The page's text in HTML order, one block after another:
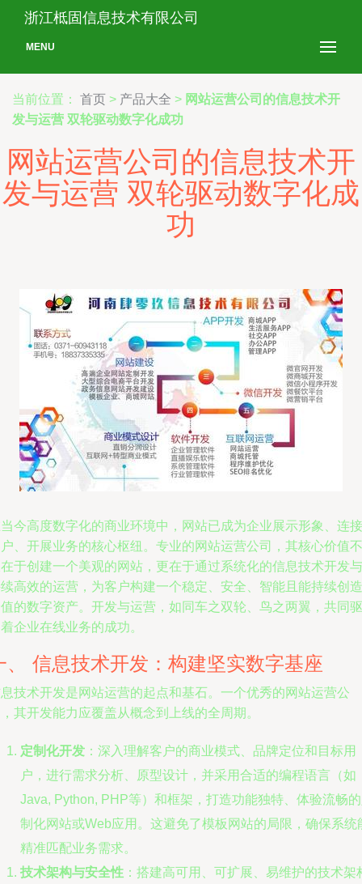
浙江柢固信息技术有限公司
MENU
当前位置： 首页 > 产品大全 > 网站运营公司的信息技术开
发与运营 双轮驱动数字化成功
网站运营公司的信息技术开
发与运营 双轮驱动数字化成
功
今高度数字化的商业环境中，网站已成为企业展示形象、连接
、开展业务的核心枢纽。专业的网站运营公司，其核心价值不
于创建一个美观的网站，更在于通过系统化的信息技术开发与
高效的运营，为客户构建一个稳定、安全、智能且能持续创造
的数字资产。开发与运营，如同车之双轮、鸟之两翼，共同驱
企业在线业务的成功。
、 信息技术开发：构建坚实数字基座
技术开发是网站运营的起点和基石。一个优秀的网站运营公
其开发能力应覆盖从概念到上线的全周期。
定制化开发 ：深入理解客户的商业模式、品牌定位和目标用
户，进行需求分析、原型设计，并采用合适的编程语言（如
Java, Python, PHP等）和框架，打造功能独特、体验流畅
制化网站或Web应用。这避免了模板网站的局限，确保系统
精准匹配业务需求。
技术架构与安全性 ：搭建高可用、可扩展、易维护的技术架